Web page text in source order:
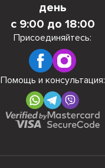
день
с 9:00 до 18:00
Присоединяйтесь:
Помощь и консультация: